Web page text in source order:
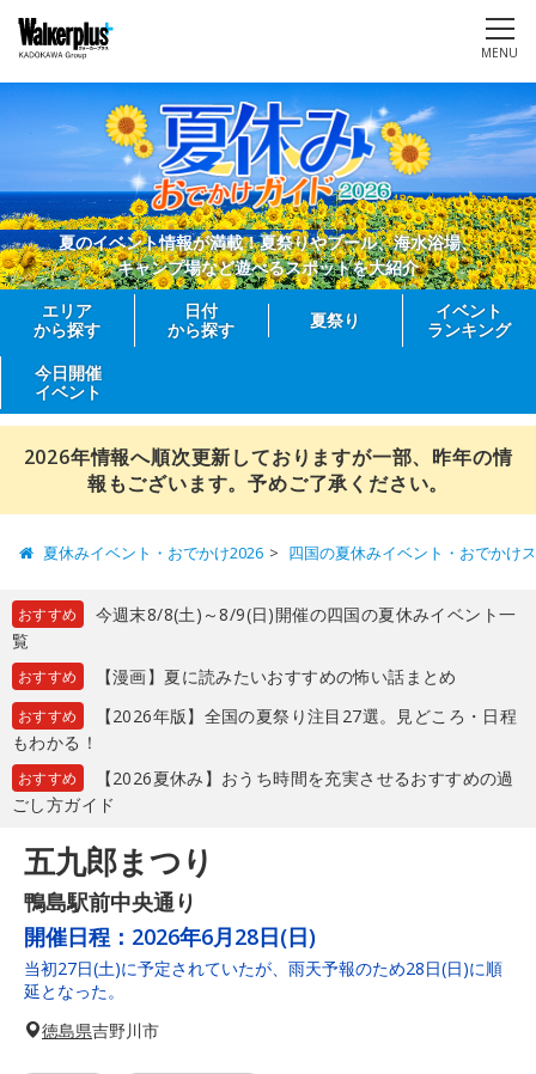
MENU
夏のイベント情報が満載！夏祭りやプール、海水浴場、
キャンプ場など遊べるスポットを大紹介
エリア
から探す
日付
から探す
夏祭り
イベント
ランキング
今日開催
イベント
2026年情報へ順次更新しておりますが一部、昨年の情
報もございます。予めご了承ください。
夏休みイベント・おでかけ2026 四国の夏休みイベント・おでかけ
おすすめ
今週末8/8(土)～8/9(日)開催の四国の夏休みイベント一
覧
おすすめ 【漫画】夏に読みたいおすすめの怖い話まとめ
おすすめ
【2026年版】全国の夏祭り注目27選。見どころ・日程
もわかる！
おすすめ
【2026夏休み】おうち時間を充実させるおすすめの過
ごし方ガイド
五九郎まつり
鴨島駅前中央通り
開催日程： 2026年6月28日(日)
当初27日(土)に予定されていたが、雨天予報のため28日(日)に順
延となった。
徳島県吉野川市